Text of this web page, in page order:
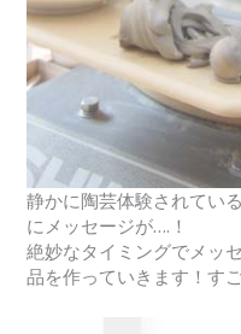
静かに陶芸体験されてい
にメッセージが….！
絶妙なタイミングでメッ
品を作っていきます！す